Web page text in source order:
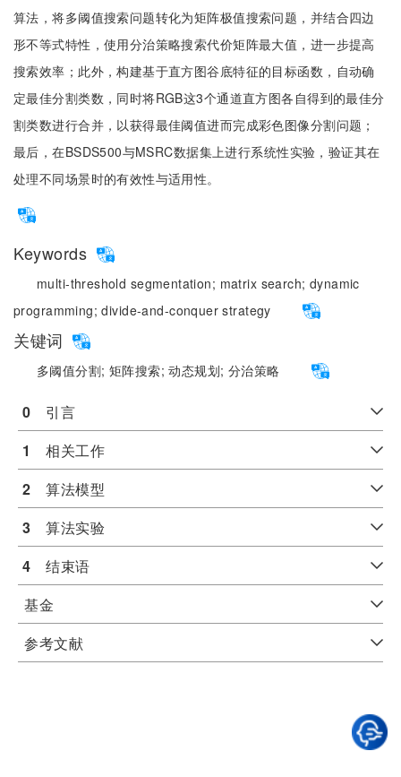
算法，将多阈值搜索问题转化为矩阵极值搜索问题，并结合四边
形不等式特性，使用分治策略搜索代价矩阵最大值，进一步提高
搜索效率；此外，构建基于直方图谷底特征的目标函数，自动确
定最佳分割类数，同时将RGB这3个通道直方图各自得到的最佳分
割类数进行合并，以获得最佳阈值进而完成彩色图像分割问题；
最后，在BSDS500与MSRC数据集上进行系统性实验，验证其在
处理不同场景时的有效性与适用性。
Keywords
multi-threshold segmentation; matrix search; dynamic
programming;divide-and-conquer strategy
关键词
多阈值分割; 矩阵搜索;动态规划;分治策略
0 引言
1
相关工作
2 算法模型
3 算法实验
4 结束语
基金
参考文献